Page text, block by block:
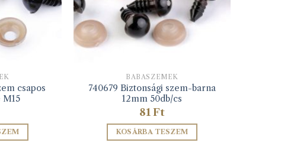
csapos
M15
BABASZEMEK
740679 Biztonsági szem-barna
12mm 50db/cs
81 Ft
KOSÁRBA TESZEM